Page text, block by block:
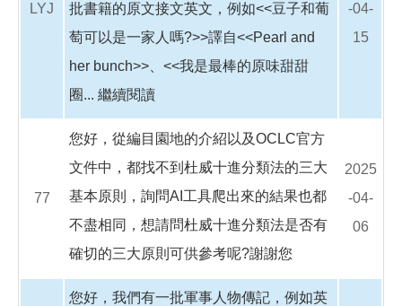
LYJ
批書籍的原文接文英文，例如<<豆子和葡
萄可以是一家人嗎?>>譯自<<Pearl and
her bunch>>、<<我是最棒的原味甜甜
圈... 繼續閱讀
-04-
15
77
您好，從編目園地的介紹以及OCLC官方
文件中，都找不到杜威十進分類法的三大
基本原則，詢問AI工具爬出來的結果也都
不盡相同，想請問杜威十進分類法是否有
確切的三大原則可供參考呢?謝謝您
2025
-04-
06
您好，我們有一批軍事人物傳記，例如英